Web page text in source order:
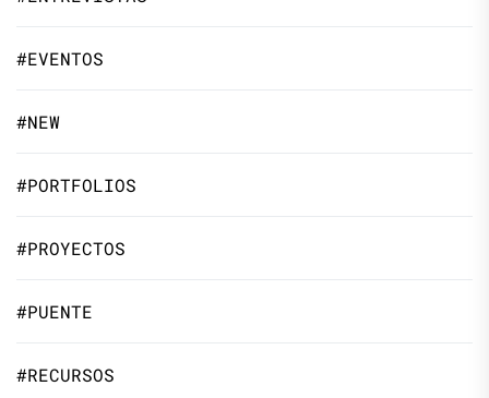
#EVENTOS
#NEW
#PORTFOLIOS
#PROYECTOS
#PUENTE
#RECURSOS